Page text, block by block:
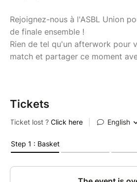
Rejoignez-nous à l'ASBL Union
de finale ensemble !
Rien de tel qu'un afterwork pour
match et partager ce moment
Tickets